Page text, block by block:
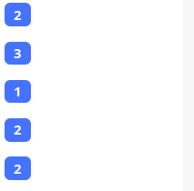
2
3
1
2
2